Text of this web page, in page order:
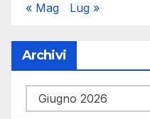
« Mag Lug »
Archivi
Archivi